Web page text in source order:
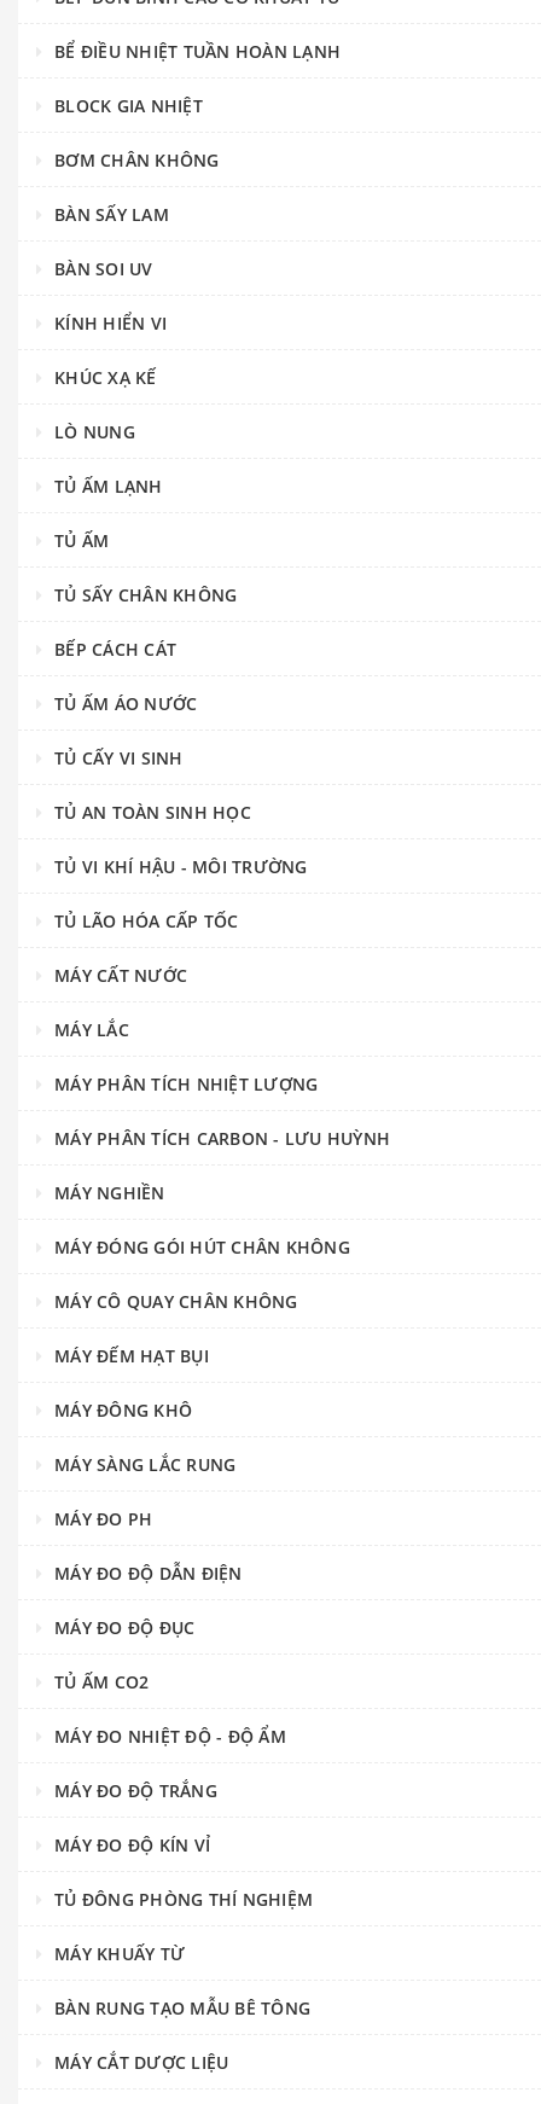
BỂ ĐIỀU NHIỆT TUẦN HOÀN LẠNH
BLOCK GIA NHIỆT
BƠM CHÂN KHÔNG
BÀN SẤY LAM
BÀN SOI UV
KÍNH HIỂN VI
KHÚC XẠ KẾ
LÒ NUNG
TỦ ẤM LẠNH
TỦ ẤM
TỦ SẤY CHÂN KHÔNG
BẾP CÁCH CÁT
TỦ ẤM ÁO NƯỚC
TỦ CẤY VI SINH
TỦ AN TOÀN SINH HỌC
TỦ VI KHÍ HẬU - MÔI TRƯỜNG
TỦ LÃO HÓA CẤP TỐC
MÁY CẤT NƯỚC
MÁY LẮC
MÁY PHÂN TÍCH NHIỆT LƯỢNG
MÁY PHÂN TÍCH CARBON - LƯU HUỲNH
MÁY NGHIỀN
MÁY ĐÓNG GÓI HÚT CHÂN KHÔNG
MÁY CÔ QUAY CHÂN KHÔNG
MÁY ĐẾM HẠT BỤI
MÁY ĐÔNG KHÔ
MÁY SÀNG LẮC RUNG
MÁY ĐO PH
MÁY ĐO ĐỘ DẪN ĐIỆN
MÁY ĐO ĐỘ ĐỤC
TỦ ẤM CO2
MÁY ĐO NHIỆT ĐỘ - ĐỘ ẨM
MÁY ĐO ĐỘ TRẮNG
MÁY ĐO ĐỘ KÍN VỈ
TỦ ĐÔNG PHÒNG THÍ NGHIỆM
MÁY KHUẤY TỪ
BÀN RUNG TẠO MẪU BÊ TÔNG
MÁY CẮT DƯỢC LIỆU